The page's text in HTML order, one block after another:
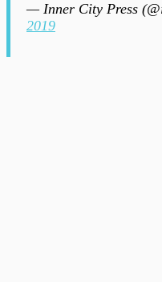
— Inner City Press
2019